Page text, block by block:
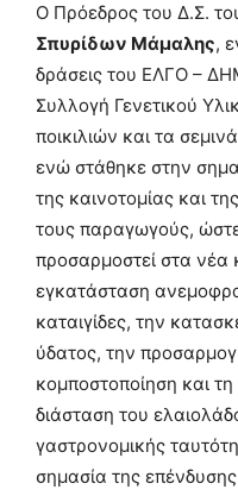
Ο Πρόεδρος του Δ.Σ.
Σπυρίδων Μάμαλης,
δράσεις του ΕΛΓΟ –
Συλλογή Γενετικού
ποικιλιών και τα
ενώ στάθηκε στην
της καινοτομίας και
τους παραγωγούς,
προσαρμοστεί στα νέα
εγκατάσταση
καταιγίδες, την
ύδατος, την
κομποστοποίηση και
διάσταση του
γαστρονομικής
σημασία της